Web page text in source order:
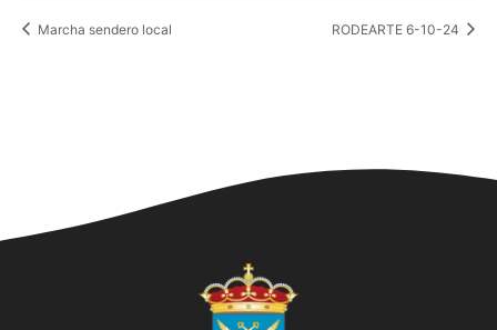
Marcha sendero local RODEARTE 6-10-24